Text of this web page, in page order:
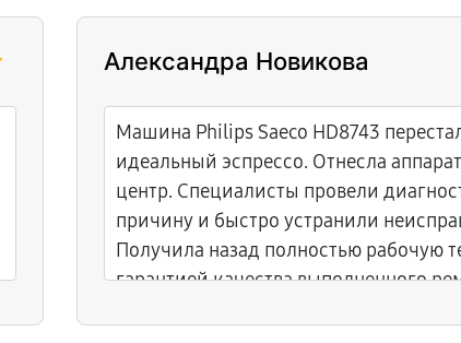
Александра Новикова
Машина Philips Saeco HD8743
идеальный эспрессо. Отнесла
центр. Специалисты провели
причину и быстро устранили
Получила назад полностью рабочую
гарантией качества выполненного